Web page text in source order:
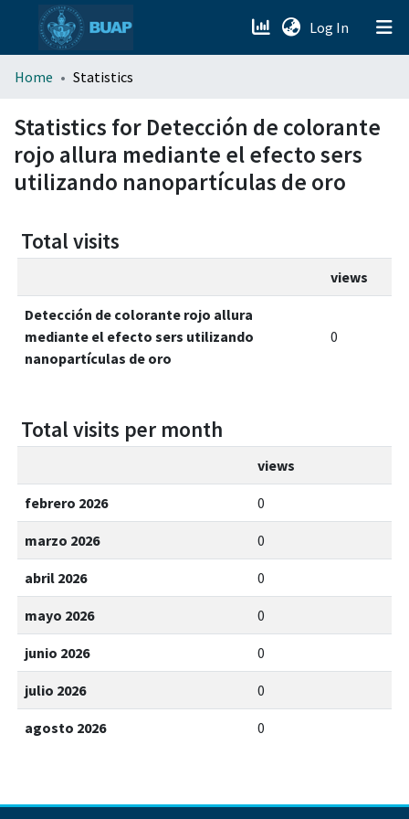
Log In (current)
menu.section.about_menu
All of DSpace
Home Statistics
Statistics for Detección de colorante
rojo allura mediante el efecto sers
utilizando nanopartículas de oro
Total visits
views
Detección de colorante rojo allura
mediante el efecto sers utilizando
nanopartículas de oro
0
Total visits per month
views
febrero 2026 0
marzo 2026 0
abril 2026 0
mayo 2026 0
junio 2026 0
julio 2026 0
agosto 2026 0